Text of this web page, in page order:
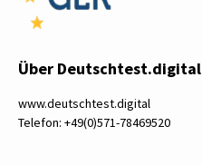
Über Deutschtest.digital
www.deutschtest.digital
Telefon: +49(0)571-78469520